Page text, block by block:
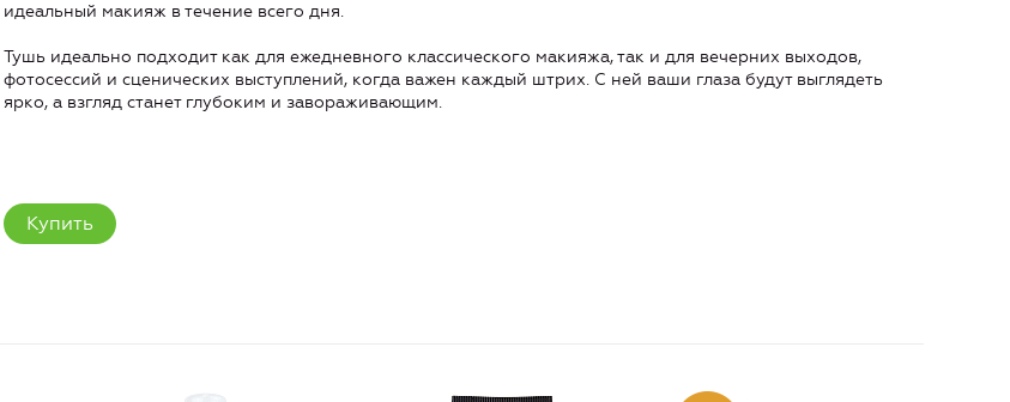
идеальный макияж в течение всего дня.
Тушь идеально подходит как для ежедневного классического макияжа, так и для вечерних выходов,
фотосессий и сценических выступлений, когда важен каждый штрих. С ней ваши глаза будут выглядеть
ярко, а взгляд станет глубоким и завораживающим.
Купить